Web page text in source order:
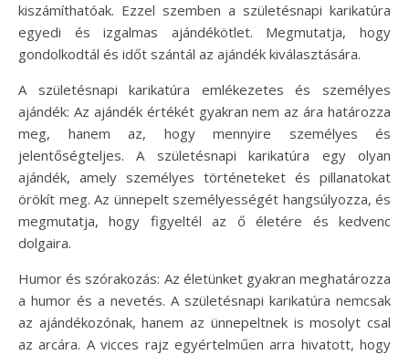
kiszámíthatóak. Ezzel szemben a születésnapi karikatúra
egyedi és izgalmas ajándékötlet. Megmutatja, hogy
gondolkodtál és időt szántál az ajándék kiválasztására.
A születésnapi karikatúra emlékezetes és személyes
ajándék: Az ajándék értékét gyakran nem az ára határozza
meg, hanem az, hogy mennyire személyes és
jelentőségteljes. A születésnapi karikatúra egy olyan
ajándék, amely személyes történeteket és pillanatokat
örökít meg. Az ünnepelt személyességét hangsúlyozza, és
megmutatja, hogy figyeltél az ő életére és kedvenc
dolgaira.
Humor és szórakozás: Az életünket gyakran meghatározza
a humor és a nevetés. A születésnapi karikatúra nemcsak
az ajándékozónak, hanem az ünnepeltnek is mosolyt csal
az arcára. A vicces rajz egyértelműen arra hivatott, hogy